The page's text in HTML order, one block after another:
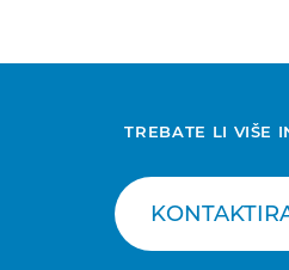
TREBATE LI VIŠE